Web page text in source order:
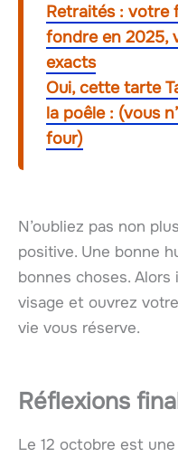
Retraités : votre
fondre en 2025,
exacts
Oui, cette tarte
la poêle : (vous
four)
N’oubliez pas non
positive. Une bonne
bonnes choses.
visage et ouvrez
vie vous réserve.
Réflexions
Le 12 octobre est